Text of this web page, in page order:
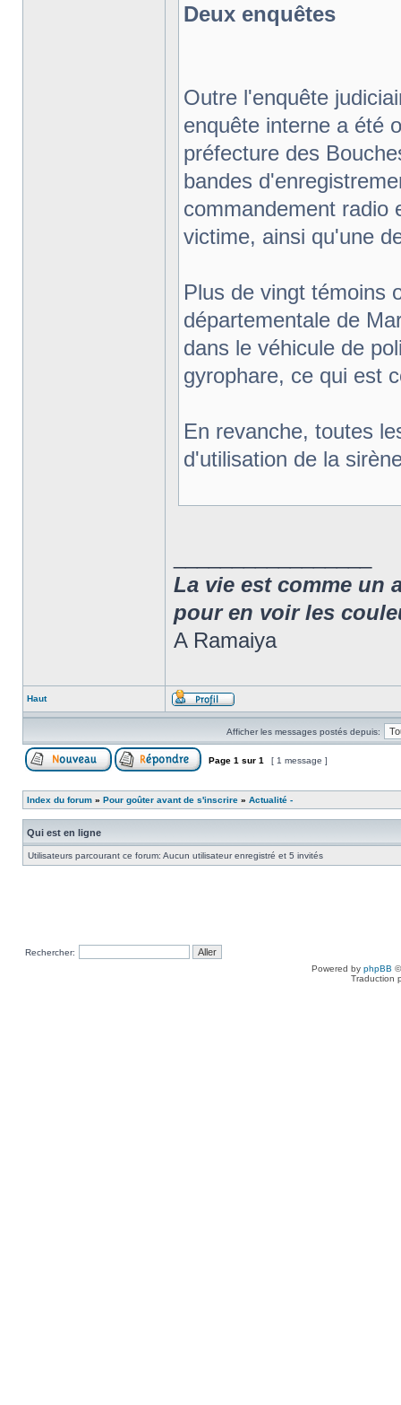
Deux enquêtes
Outre l'enquête
enquête interne a été
préfecture des
bandes
commandement radio
victime, ainsi qu'une
Plus de vingt témoins
départementale de
dans le véhicule de
gyrophare, ce qui est
En revanche, toutes
d'utilisation de la
La vie est comme un
pour en voir les
A Ramaiya
Haut
Afficher les messages postés depuis:
Page 1 sur 1 [ 1 message ]
Index du forum » Pour goûter avant de s'inscrire » Actualité -
Qui est en ligne
Utilisateurs parcourant ce forum: Aucun utilisateur enregistré et 5 invités
Rechercher:
Powered by phpBB
Traduction